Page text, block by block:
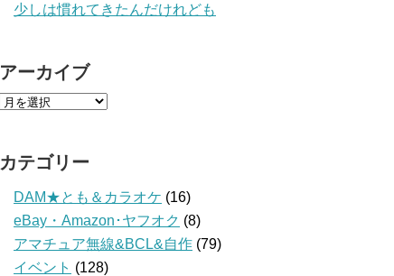
少しは慣れてきたんだけれども
アーカイブ
カテゴリー
DAM★とも＆カラオケ (16)
eBay・Amazon･ヤフオク (8)
アマチュア無線&BCL&自作 (79)
イベント (128)